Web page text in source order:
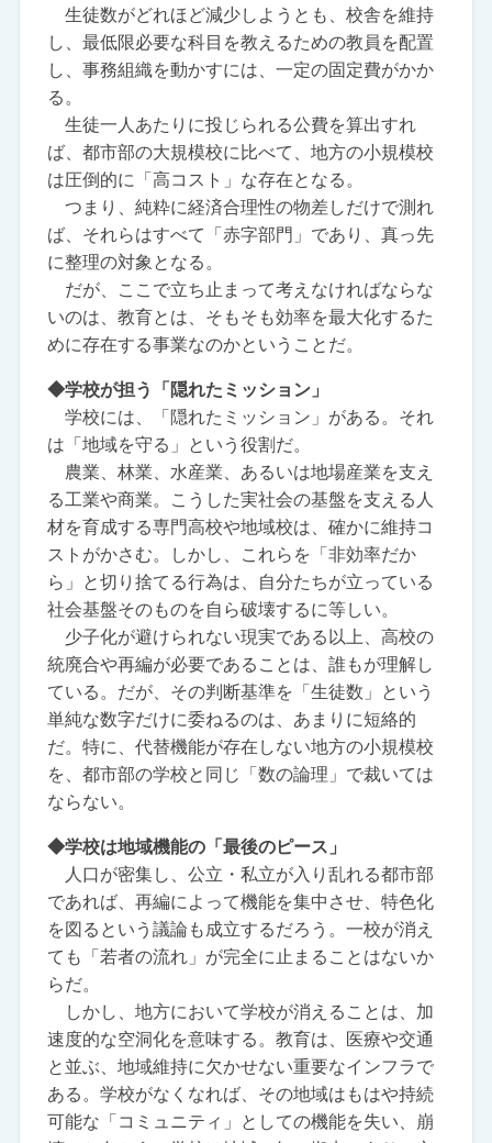
生徒数がどれほど減少しようとも、校舎を維持
し、最低限必要な科目を教えるための教員を配置
し、事務組織を動かすには、一定の固定費がかか
る。
生徒一人あたりに投じられる公費を算出すれ
ば、都市部の大規模校に比べて、地方の小規模校
は圧倒的に「高コスト」な存在となる。
つまり、純粋に経済合理性の物差しだけで測れ
ば、それらはすべて「赤字部門」であり、真っ先
に整理の対象となる。
だが、ここで立ち止まって考えなければならな
いのは、教育とは、そもそも効率を最大化するた
めに存在する事業なのかということだ。
◆学校が担う「隠れたミッション」
学校には、「隠れたミッション」がある。それ
は「地域を守る」という役割だ。
農業、林業、水産業、あるいは地場産業を支え
る工業や商業。こうした実社会の基盤を支える人
材を育成する専門高校や地域校は、確かに維持コ
ストがかさむ。しかし、これらを「非効率だか
ら」と切り捨てる行為は、自分たちが立っている
社会基盤そのものを自ら破壊するに等しい。
少子化が避けられない現実である以上、高校の
統廃合や再編が必要であることは、誰もが理解し
ている。だが、その判断基準を「生徒数」という
単純な数字だけに委ねるのは、あまりに短絡的
だ。特に、代替機能が存在しない地方の小規模校
を、都市部の学校と同じ「数の論理」で裁いては
ならない。
◆学校は地域機能の「最後のピース」
人口が密集し、公立・私立が入り乱れる都市部
であれば、再編によって機能を集中させ、特色化
を図るという議論も成立するだろう。一校が消え
ても「若者の流れ」が完全に止まることはないか
らだ。
しかし、地方において学校が消えることは、加
速度的な空洞化を意味する。教育は、医療や交通
と並ぶ、地域維持に欠かせない重要なインフラで
ある。学校がなくなれば、その地域はもはや持続
可能な「コミュニティ」としての機能を失い、崩